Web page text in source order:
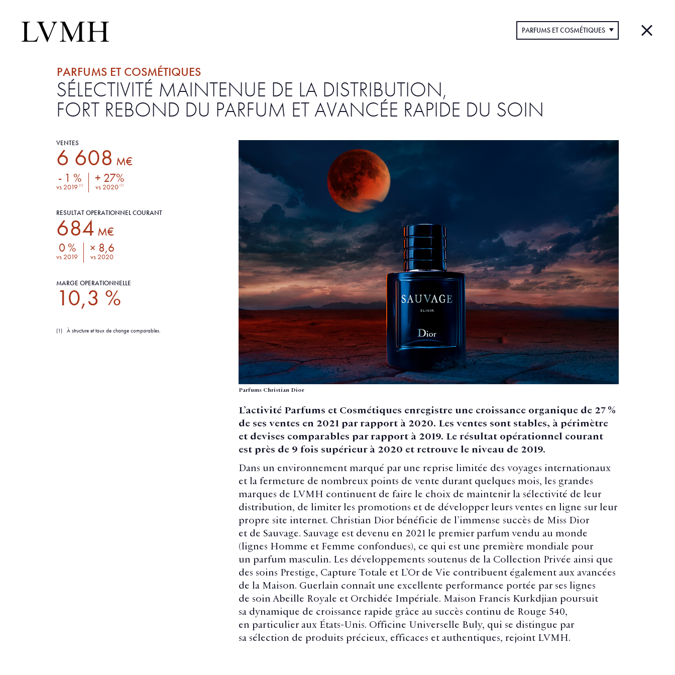
PARFUMS ET COSMÉTIQUES
PARFUMS ET COSMÉTIQUES
SÉLECTIVITÉ MAINTENUE DE LA DISTRIBUTION,
FORT REBOND DU PARFUM ET AVANCÉE RAPIDE DU SOIN
VENTES
6 608 M€
- 1 %
vs 2019 (1) + 27%
vs 2020 (1)
RÉSULTAT OPÉRATIONNEL COURANT
684 M€
0 %
vs 2019
× 8,6
vs 2020
MARGE OPÉRATIONNELLE
10,3 %
(1) À structure et taux de change comparables.
Parfums Christian Dior
L’activité Parfums et Cosmétiques enregistre une croissance organique de 27 %
de ses ventes en 2021 par rapport à 2020. Les ventes sont stables, à périmètre
et devises comparables par rapport à 2019. Le résultat opérationnel courant
est près de 9 fois supérieur à 2020 et retrouve le niveau de 2019.
Dans un environnement marqué par une reprise limitée des voyages internationaux
et la fermeture de nombreux points de vente durant quelques mois, les grandes
marques de LVMH continuent de faire le choix de maintenir la sélectivité de leur
distribution, de limiter les promotions et de développer leurs ventes en ligne sur leur
propre site internet. Christian Dior bénéficie de l’immense succès de Miss Dior
et de Sauvage. Sauvage est devenu en 2021 le premier parfum vendu au monde
(lignes Homme et Femme confondues), ce qui est une première mondiale pour
un parfum masculin. Les développements soutenus de la Collection Privée ainsi que
des soins Prestige, Capture Totale et L’Or de Vie contribuent également aux avancées
de la Maison. Guerlain connaît une excellente performance portée par ses lignes
de soin Abeille Royale et Orchidée Impériale. Maison Francis Kurkdjian poursuit
sa dynamique de croissance rapide grâce au succès continu de Rouge 540,
en particulier aux États-Unis. Officine Universelle Buly, qui se distingue par
sa sélection de produits précieux, efficaces et authentiques, rejoint LVMH.